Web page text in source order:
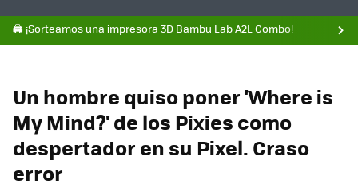
🖨️ ¡Sorteamos una impresora 3D Bambu Lab A2L Combo!
Un hombre quiso poner 'Where is
My Mind?' de los Pixies como
despertador en su Pixel. Craso
error